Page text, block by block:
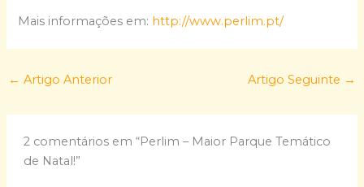
Mais informações em: http://www.perlim.pt/
← Artigo Anterior Artigo Seguinte →
2 comentários em “Perlim – Maior Parque Temático
de Natal!”